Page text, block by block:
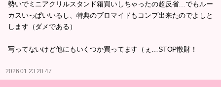
勢いでミニアクリルスタンド箱買いしちゃったの超反省…でもルー
カスいっぱいいるし、特典のブロマイドもコンプ出来たのでよしと
します（ダメである）
写ってないけど他にもいくつか買ってます（ぇ…STOP散財！
2026.01.23 20:47